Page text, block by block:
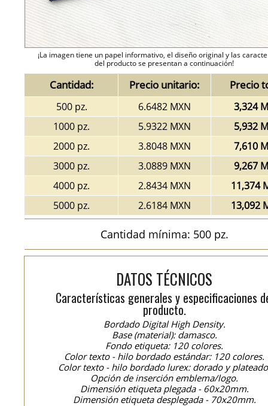
¡La imagen tiene un papel informativo, el diseño original y las
del producto se presentan a continuación!
Cantidad: Precio unitario: Precio
500 pz. 6.6482 MXN
3,324
1000 pz.
5.9322 MXN
5,932
2000 pz.
3.8048 MXN
7,610
3000 pz.
3.0889 MXN
9,267
4000 pz.
2.8434 MXN
11,374
5000 pz.
2.6184 MXN 13,092
Cantidad mínima: 500 pz.
DATOS TÉCNICOS
Características generales y especificaciones
producto.
Bordado Digital High Density.
Base (material): damasco.
Fondo etiqueta: 120 colores.
Color texto - hilo bordado estándar: 120 colores.
Color texto - hilo bordado lurex: dorado y
Opción de inserción emblema/logo.
Dimensión etiqueta plegada - 60x20mm.
Dimensión etiqueta desplegada - 70x20mm.